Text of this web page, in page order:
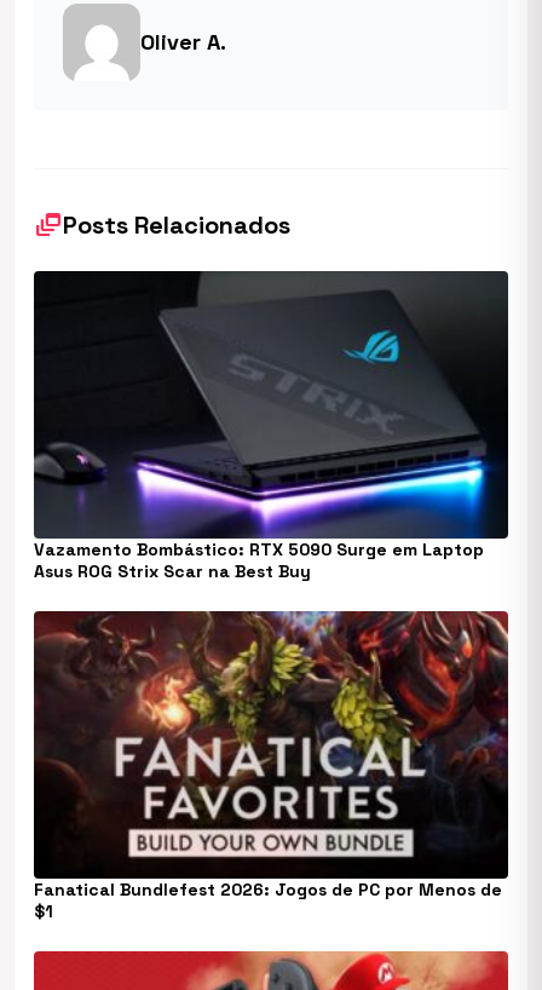
Oliver A.
dynamic_feedPosts Relacionados
Vazamento Bombástico: RTX 5090 Surge em Laptop
Asus ROG Strix Scar na Best Buy
Fanatical Bundlefest 2026: Jogos de PC por Menos de
$1